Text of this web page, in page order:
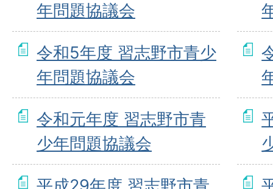
年問題協議会
令和5年度 習志野市青少
年問題協議会
令和元年度 習志野市青
少年問題協議会